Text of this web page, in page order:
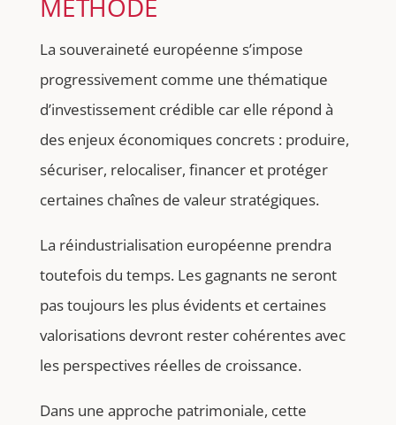
MÉTHODE
La souveraineté européenne s’impose
progressivement comme une thématique
d’investissement crédible car elle répond à
des enjeux économiques concrets : produire,
sécuriser, relocaliser, financer et protéger
certaines chaînes de valeur stratégiques.
La réindustrialisation européenne prendra
toutefois du temps. Les gagnants ne seront
pas toujours les plus évidents et certaines
valorisations devront rester cohérentes avec
les perspectives réelles de croissance.
Dans une approche patrimoniale, cette